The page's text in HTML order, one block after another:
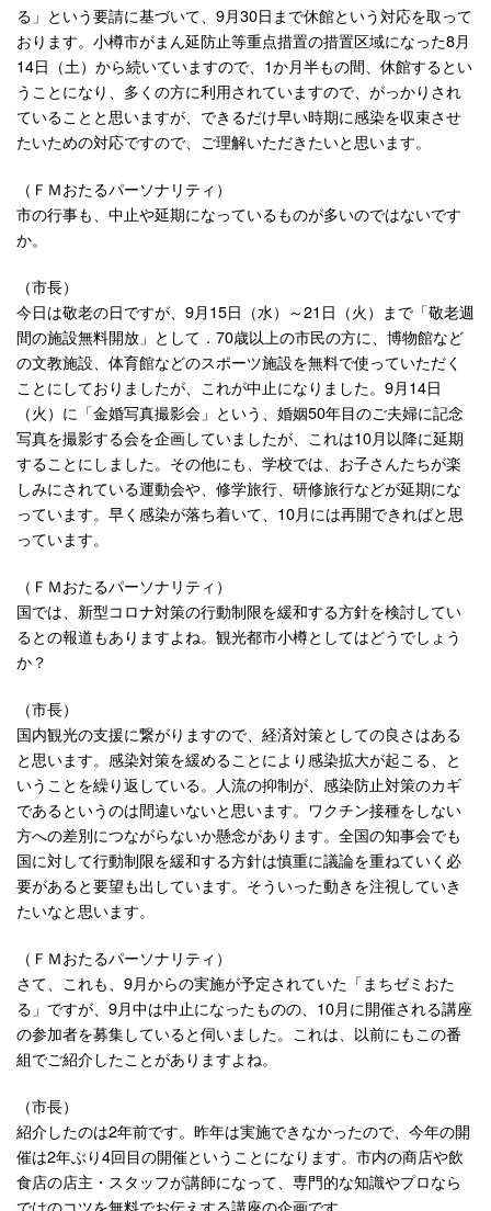
る」という要請に基づいて、9月30日まで休館という対応を取って
おります。小樽市がまん延防止等重点措置の措置区域になった8月
14日（土）から続いていますので、1か月半もの間、休館するとい
うことになり、多くの方に利用されていますので、がっかりされ
ていることと思いますが、できるだけ早い時期に感染を収束させ
たいための対応ですので、ご理解いただきたいと思います。
（ＦＭおたるパーソナリティ）
市の行事も、中止や延期になっているものが多いのではないです
か。
（市長）
今日は敬老の日ですが、9月15日（水）～21日（火）まで「敬老週
間の施設無料開放」として．70歳以上の市民の方に、博物館など
の文教施設、体育館などのスポーツ施設を無料で使っていただく
ことにしておりましたが、これが中止になりました。9月14日
（火）に「金婚写真撮影会」という、婚姻50年目のご夫婦に記念
写真を撮影する会を企画していましたが、これは10月以降に延期
することにしました。その他にも、学校では、お子さんたちが楽
しみにされている運動会や、修学旅行、研修旅行などが延期にな
っています。早く感染が落ち着いて、10月には再開できればと思
っています。
（ＦＭおたるパーソナリティ）
国では、新型コロナ対策の行動制限を緩和する方針を検討してい
るとの報道もありますよね。観光都市小樽としてはどうでしょう
か？
（市長）
国内観光の支援に繋がりますので、経済対策としての良さはある
と思います。感染対策を緩めることにより感染拡大が起こる、と
いうことを繰り返している。人流の抑制が、感染防止対策のカギ
であるというのは間違いないと思います。ワクチン接種をしない
方への差別につながらないか懸念があります。全国の知事会でも
国に対して行動制限を緩和する方針は慎重に議論を重ねていく必
要があると要望も出しています。そういった動きを注視していき
たいなと思います。
（ＦＭおたるパーソナリティ）
さて、これも、9月からの実施が予定されていた「まちゼミおた
る」ですが、9月中は中止になったものの、10月に開催される講座
の参加者を募集していると伺いました。これは、以前にもこの番
組でご紹介したことがありますよね。
（市長）
紹介したのは2年前です。昨年は実施できなかったので、今年の開
催は2年ぶり4回目の開催ということになります。市内の商店や飲
食店の店主・スタッフが講師になって、専門的な知識やプロなら